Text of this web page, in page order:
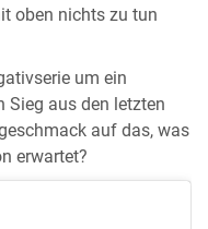
oben nichts zu tun
um ein
Sieg aus den letzten
auf das, was
erwartet?